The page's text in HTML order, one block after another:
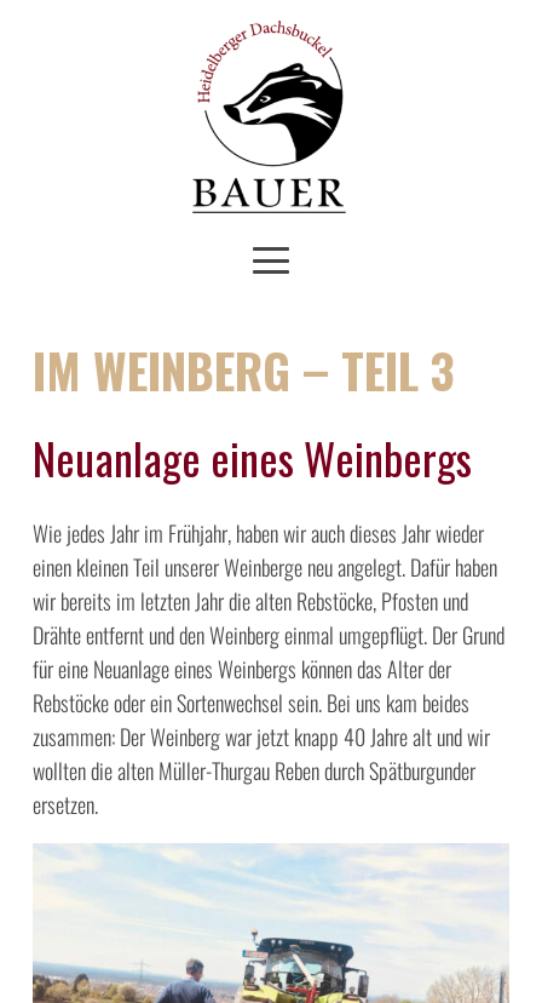
IM WEINBERG – TEIL 3
Neuanlage eines Weinbergs
Wie jedes Jahr im Frühjahr, haben wir auch dieses Jahr wieder
einen kleinen Teil unserer Weinberge neu angelegt. Dafür haben
wir bereits im letzten Jahr die alten Rebstöcke, Pfosten und
Drähte entfernt und den Weinberg einmal umgepflügt. Der Grund
für eine Neuanlage eines Weinbergs können das Alter der
Rebstöcke oder ein Sortenwechsel sein. Bei uns kam beides
zusammen: Der Weinberg war jetzt knapp 40 Jahre alt und wir
wollten die alten Müller-Thurgau Reben durch Spätburgunder
ersetzen.